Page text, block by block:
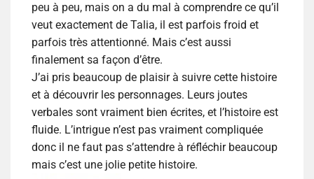
peu à peu, mais on a du mal à comprendre ce qu’il
veut exactement de Talia, il est parfois froid et
parfois très attentionné. Mais c’est aussi
finalement sa façon d’être.
J’ai pris beaucoup de plaisir à suivre cette histoire
et à découvrir les personnages. Leurs joutes
verbales sont vraiment bien écrites, et l’histoire est
fluide. L’intrigue n’est pas vraiment compliquée
donc il ne faut pas s’attendre à réfléchir beaucoup
mais c’est une jolie petite histoire.